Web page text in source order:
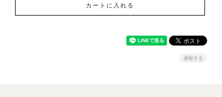
カートに入れる
通報する